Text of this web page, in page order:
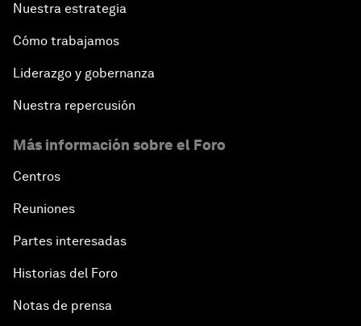
Nuestra estrategia
Cómo trabajamos
Liderazgo y gobernanza
Nuestra repercusión
Más información sobre el Foro
Centros
Reuniones
Partes interesadas
Historias del Foro
Notas de prensa